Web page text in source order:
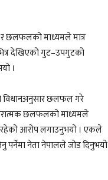
र छलफलको माध्यमले मात्र
देखिएको गुट–उपगुटको
।
विधानअनुसार छलफल गरे
छलफलको माध्यमले
रहेको आरोप लगाउनुभयो । एकले
पर्नेमा नेता नेपालले जोड दिनुभयो